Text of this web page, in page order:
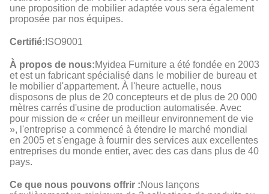
une proposition de mobilier adaptée vous sera également
proposée par nos équipes.
Certifié: ISO9001
À propos de nous:Myidea Furniture a été fondée en 2003
et est un fabricant spécialisé dans le mobilier de bureau et
le mobilier d'appartement. À l'heure actuelle, nous
disposons de plus de 20 concepteurs et de plus de 20 000
mètres carrés d'usine de production automatisée. Avec
pour mission de « créer un meilleur environnement de vie
», l'entreprise a commencé à étendre le marché mondial
en 2005 et s'engage à fournir des services aux excellentes
entreprises du monde entier, avec des cas dans plus de 40
pays.
Ce que nous pouvons offrir :Nous lançons